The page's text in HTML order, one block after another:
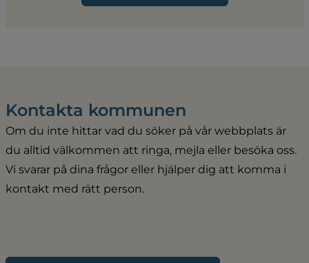
Kontakta kommunen
Om du inte hittar vad du söker på vår webbplats är
du alltid välkommen att ringa, mejla eller besöka oss.
Vi svarar på dina frågor eller hjälper dig att komma i
kontakt med rätt person.